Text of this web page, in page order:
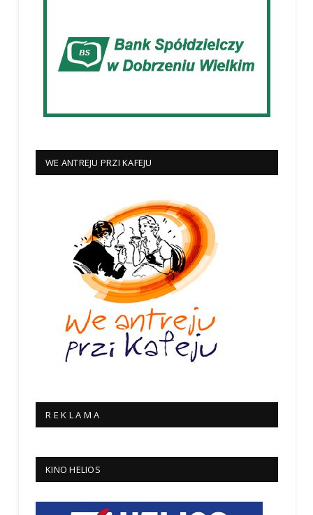
WE ANTREJU PRZI KAFEJU
R E K L A M A
KINO HELIOS